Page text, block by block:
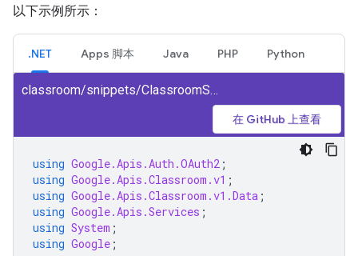
以下示例所示：
.NET Apps 脚本 Java PHP Python
classroom/snippets/ClassroomSnippets/PatchCourse.cs
在 GitHub 上查看
using Google.Apis.Auth.OAuth2 ;
using Google.Apis.Classroom.v1 ;
using Google.Apis.Classroom.v1.Data ;
using Google.Apis.Services ;
using System ;
using Google ;